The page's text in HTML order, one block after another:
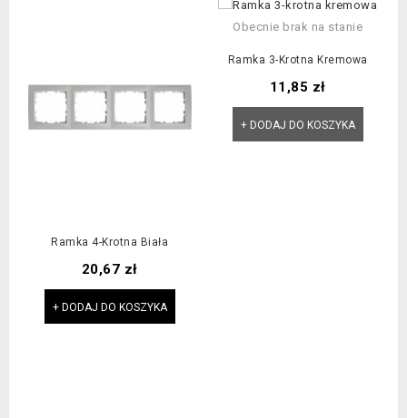
Ramka 4-Krotna Biała
Cena
20,67 zł
+ DODAJ DO KOSZYKA
Obecnie brak na stanie
Ramka 3-Krotna Kremowa
Cena
11,85 zł
+ DODAJ DO KOSZYKA